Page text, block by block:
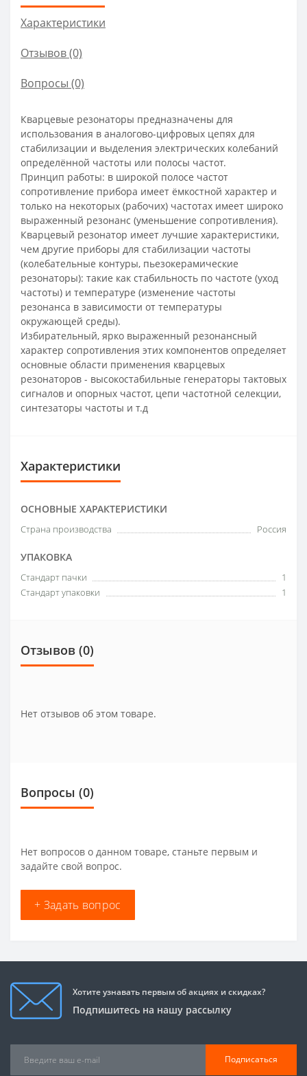
Характеристики
Отзывов (0)
Вопросы (0)
Кварцевые резонаторы предназначены для
использования в аналогово-цифровых цепях для
стабилизации и выделения электрических колебаний
определённой частоты или полосы частот.
Принцип работы: в широкой полосе частот
сопротивление прибора имеет ёмкостной характер и
только на некоторых (рабочих) частотах имеет широко
выраженный резонанс (уменьшение сопротивления).
Кварцевый резонатор имеет лучшие характеристики,
чем другие приборы для стабилизации частоты
(колебательные контуры, пьезокерамические
резонаторы): такие как стабильность по частоте (уход
частоты) и температуре (изменение частоты
резонанса в зависимости от температуры
окружающей среды).
Избирательный, ярко выраженный резонансный
характер сопротивления этих компонентов определяет
основные области применения кварцевых
резонаторов - высокостабильные генераторы тактовых
сигналов и опорных частот, цепи частотной селекции,
синтезаторы частоты и т.д
Характеристики
ОСНОВНЫЕ ХАРАКТЕРИСТИКИ
Страна производства Россия
УПАКОВКА
Стандарт пачки
1
Стандарт упаковки
1
Отзывов (0)
Нет отзывов об этом товаре.
Вопросы (0)
Нет вопросов о данном товаре, станьте первым и
задайте свой вопрос.
+ Задать вопрос
Хотите узнавать первым об акциях и скидках?
Подпишитесь на нашу рассылку
Подписаться